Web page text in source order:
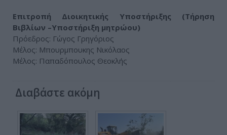
Επιτροπή Διοικητικής Υποστήριξης (Τήρηση
Βιβλίων –Υποστήριξη μητρώου)
Πρόεδρος: Γώγος Γρηγόριος
Μέλος: Μπουρμπουκης Νικόλαος
Μέλος: Παπαδόπουλος Θεοκλής
Διαβάστε ακόμη